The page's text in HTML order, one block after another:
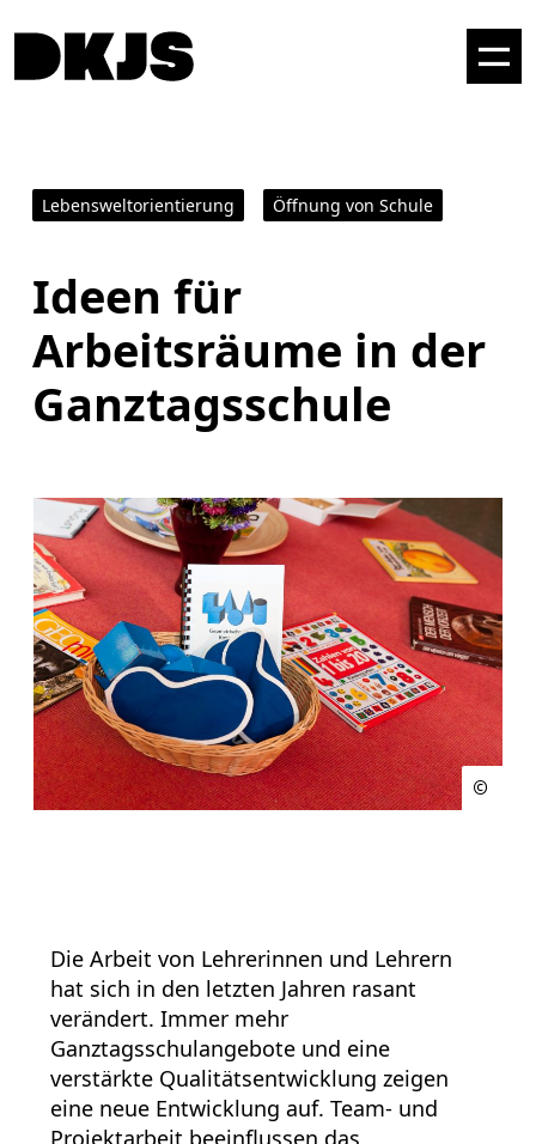
Lebensweltorientierung Öffnung von Schule
Ideen für
Arbeitsräume in der
Ganztagsschule
Die Arbeit von Lehrerinnen und Lehrern
hat sich in den letzten Jahren rasant
verändert. Immer mehr
Ganztagsschulangebote und eine
verstärkte Qualitätsentwicklung zeigen
eine neue Entwicklung auf. Team- und
Projektarbeit beeinflussen das